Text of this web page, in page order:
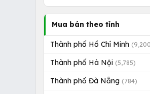
Mua bán theo tỉnh
Thành phố Hồ Chí Minh
Thành phố Hà Nội (5,785)
Thành phố Đà Nẵng (784)